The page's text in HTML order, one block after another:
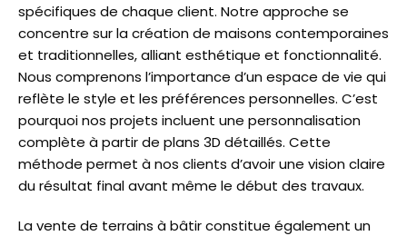
spécifiques de chaque client. Notre approche se
concentre sur la création de maisons contemporaines
et traditionnelles, alliant esthétique et fonctionnalité.
Nous comprenons l’importance d’un espace de vie qui
reflète le style et les préférences personnelles. C’est
pourquoi nos projets incluent une personnalisation
complète à partir de plans 3D détaillés. Cette
méthode permet à nos clients d’avoir une vision claire
du résultat final avant même le début des travaux.
La vente de terrains à bâtir constitue également un